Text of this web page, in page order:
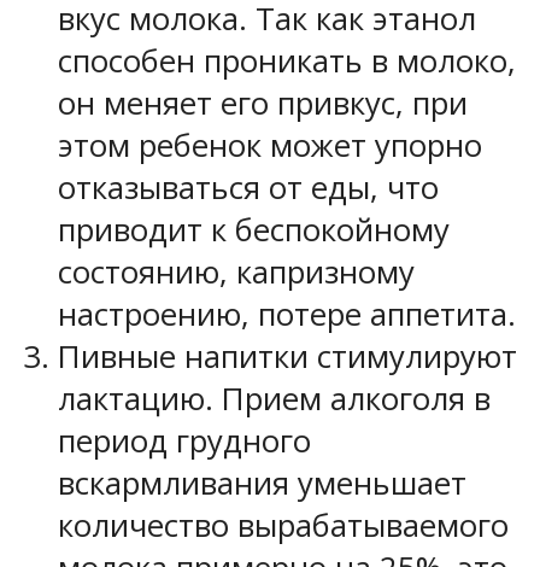
вкус молока. Так как этанол
способен проникать в молоко,
он меняет его привкус, при
этом ребенок может упорно
отказываться от еды, что
приводит к беспокойному
состоянию, капризному
настроению, потере аппетита.
Пивные напитки стимулируют
лактацию. Прием алкоголя в
период грудного
вскармливания уменьшает
количество вырабатываемого